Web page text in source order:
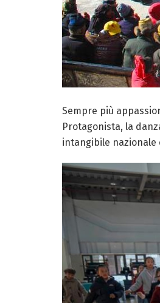
Sempre più
Protagonista, la
intangibile nazionale